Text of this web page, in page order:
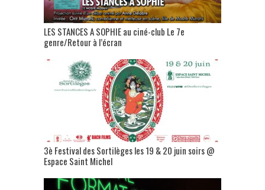
LES STANCES A SOPHIE au ciné-club Le 7e
genre/Retour à l’écran
3è Festival des Sortilèges les 19 & 20 juin soirs @
Espace Saint Michel